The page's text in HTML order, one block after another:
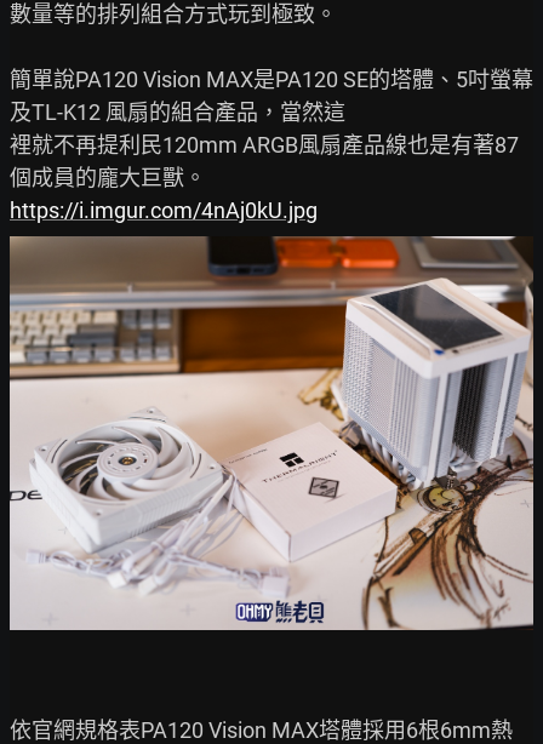
數量等的排列組合方式玩到極致。
簡單說PA120 Vision MAX是PA120 SE的塔體、5吋螢幕
及TL-K12 風扇的組合產品，當然這
裡就不再提利民120mm ARGB風扇產品線也是有著87
https://i.imgur.com/4nAj0kU.jpg
依官網規格表PA120 Vision MAX塔體採用6根6mm熱